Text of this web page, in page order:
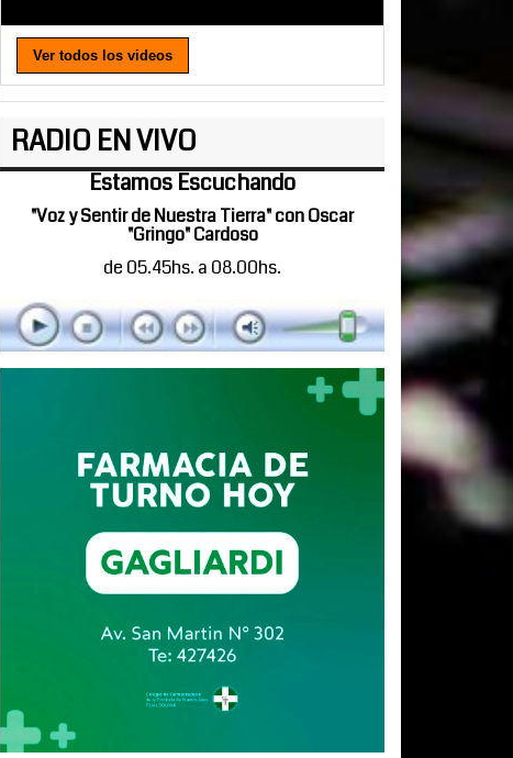
Ver todos los videos
RADIO EN VIVO
Estamos Escuchando
"Voz y Sentir de Nuestra Tierra" con Oscar
"Gringo" Cardoso
de 05.45hs. a 08.00hs.